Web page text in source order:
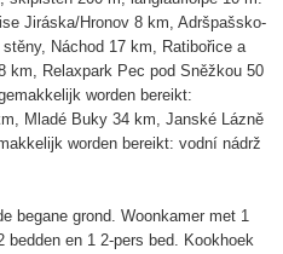
Jiráska/Hronov 8 km, Adršpašsko-
Náchod 17 km, Ratibořice a
km, Relaxpark Pec pod Sněžkou 50
worden bereikt:
Mladé Buky 34 km, Janské Lázně
worden bereikt: vodní nádrž
begane grond. Woonkamer met 1
en 1 2-pers bed. Kookhoek